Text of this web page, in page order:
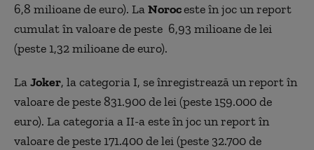
6,8 milioane de euro). LaNoroceste în joc un report
cumulat în valoare de peste 6,93 milioane de lei
(peste 1,32 milioane de euro).
LaJoker, la categoria I, se înregistrează un report în
valoare de peste 831.900 de lei (peste 159.000 de
euro). La categoria a II-a este în joc un report în
valoare de peste 171.400 de lei (peste 32.700 de